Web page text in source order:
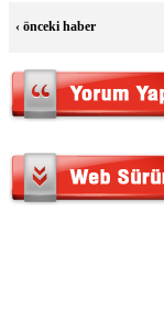
‹ önceki haber